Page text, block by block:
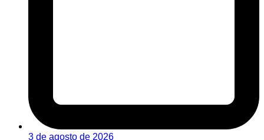
3 de agosto de 2026